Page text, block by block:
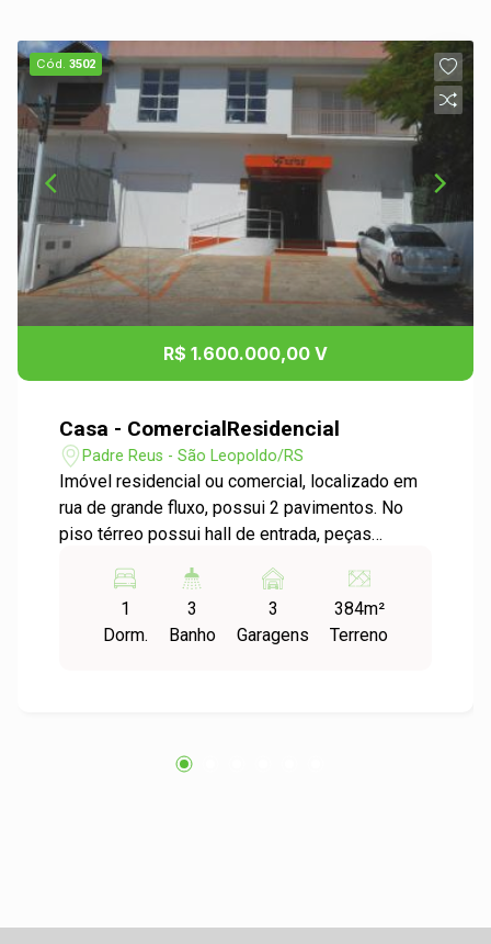
Cód.3502
R$ 1.600.000,00 V
Casa - ComercialResidencial
Padre Reus - São Leopoldo/RS
Imóvel residencial ou comercial, localizado em
rua de grande fluxo, possui 2 pavimentos. No
piso térreo possui hall de entrada, peças
tem salas amplas, banheiro social, lavabo e
sacada. Venha conferir!
1
Dorm.
3
Banho
3
Garagens
384m²
Terreno